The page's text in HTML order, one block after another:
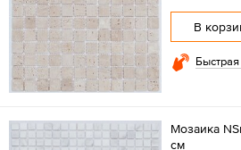
В
Мозаика
см